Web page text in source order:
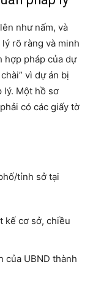
như nấm, và
rõ ràng và minh
hợp pháp của dự
vì dự án bị
lý. Một hồ sơ
có các giấy tờ
tỉnh sở tại
kế cơ sở, chiều
của UBND thành